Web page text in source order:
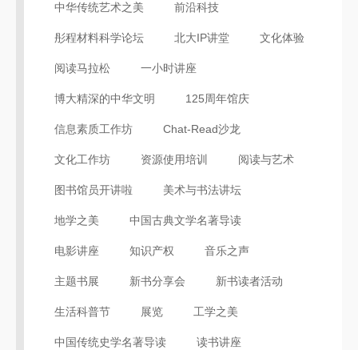
中华传统艺术之美 前沿科技
彤程材料科学论坛 北大IP讲堂 文化体验
阅读马拉松 一小时讲座
博大精深的中华文明 125周年馆庆
信息素质工作坊 Chat-Read沙龙
文化工作坊 资源使用培训 阅读与艺术
图书馆员开讲啦 美术与书法讲坛
地学之美 中国古典文学名著导读
电影讲座 知识产权 音乐之声
主题书展 新书分享会 新书读者活动
生活科普节 展览 工学之美
中国传统史学名著导读 读书讲座